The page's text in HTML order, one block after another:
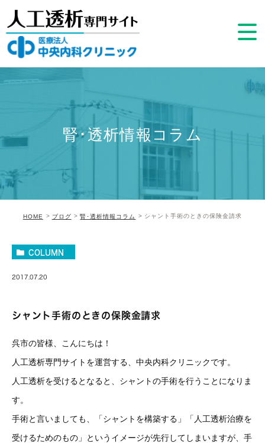
腎･透析情報コラム
HOME ブログ 腎･透析情報コラム シャント手術のときの保険金請求
COLUMN
2017.07.20
シャント手術のときの保険金請求
呉市の皆様、こんにちは！
人工透析専門サイトを運営する、中央内科クリニックです。
人工透析を受けるとなると、シャントの手術を行うことになりま
す。
手術と言いましても、「シャントを構築する」「人工透析治療を
受けるためのもの」というイメージが先行してしまいますが、手